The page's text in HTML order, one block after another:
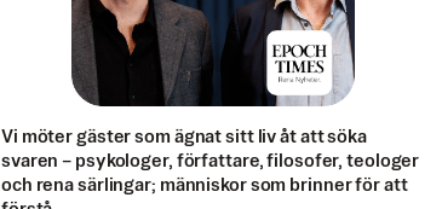
Vi möter gäster som ägnat sitt liv åt att söka
svaren – psykologer, författare, filosofer, teologer
och rena särlingar; människor som brinner för att